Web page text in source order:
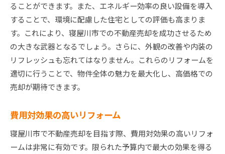
ることができます。また、エネルギー効率の良い設備を導入
することで、環境に配慮した住宅としての評価も高まりま
す。これにより、寝屋川市での不動産売却を成功させるため
の大きな武器となるでしょう。さらに、外観の改善や内装の
リフレッシュも忘れてはなりません。これらのリフォームを
適切に行うことで、物件全体の魅力を最大化し、高価格での
売却が期待できます。
費用対効果の高いリフォーム
寝屋川市で不動産売却を目指す際、費用対効果の高いリフォ
ームは非常に有効です。限られた予算内で最大の効果を得る